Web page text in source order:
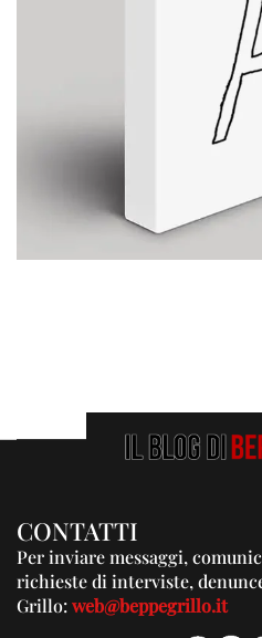
CONTATTI
Per inviare messaggi,
richieste di interviste,
Grillo:web@beppegrillo.it